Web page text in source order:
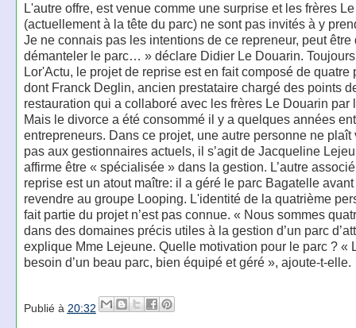
L'autre offre, est venue comme une surprise et les frères
(actuellement à la tête du parc) ne sont pas invités à y
Je ne connais pas les intentions de ce repreneur, peut être
démanteler le parc… » déclare Didier Le Douarin.
Lor'Actu, le projet de reprise est en fait composé de quatre
dont Franck Deglin, ancien prestataire chargé des points
restauration qui a collaboré avec les frères Le Douarin par
Mais le divorce a été consommé il y a quelques années
entrepreneurs. Dans ce projet, une autre personne ne plaît
pas aux gestionnaires actuels, il s’agit de Jacqueline
affirme être « spécialisée » dans la gestion. L’autre
reprise est un atout maître: il a géré le parc Bagatelle
revendre au groupe Looping. L'identité de la quatrième
fait partie du projet n’est pas connue. « Nous sommes
dans des domaines précis utiles à la gestion d’un parc
explique Mme Lejeune. Quelle motivation pour le parc ? «
besoin d’un beau parc, bien équipé et géré », ajoute-t-elle.
Publié à 20:32